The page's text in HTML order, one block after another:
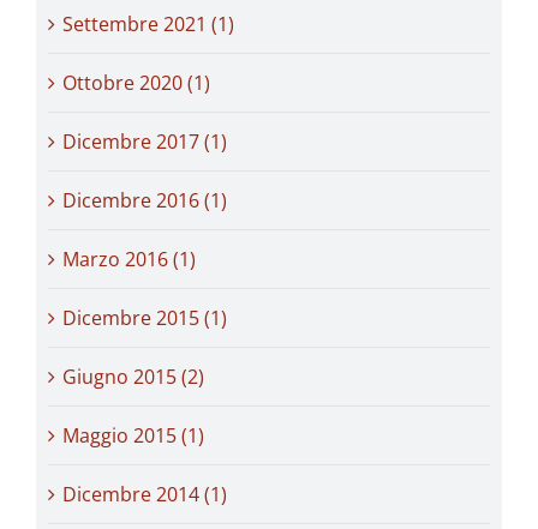
Settembre 2021 (1)
Ottobre 2020 (1)
Dicembre 2017 (1)
Dicembre 2016 (1)
Marzo 2016 (1)
Dicembre 2015 (1)
Giugno 2015 (2)
Maggio 2015 (1)
Dicembre 2014 (1)